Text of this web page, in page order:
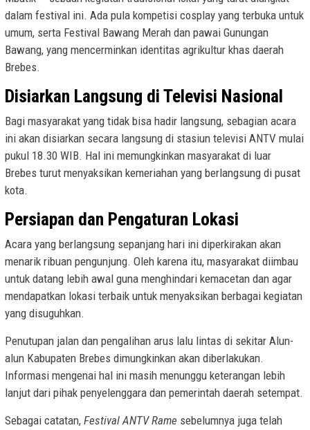
dalam festival ini. Ada pula kompetisi cosplay yang terbuka untuk
umum, serta Festival Bawang Merah dan pawai Gunungan
Bawang, yang mencerminkan identitas agrikultur khas daerah
Brebes.
Disiarkan Langsung di Televisi Nasional
Bagi masyarakat yang tidak bisa hadir langsung, sebagian acara
ini akan disiarkan secara langsung di stasiun televisi ANTV mulai
pukul 18.30 WIB. Hal ini memungkinkan masyarakat di luar
Brebes turut menyaksikan kemeriahan yang berlangsung di pusat
kota.
Persiapan dan Pengaturan Lokasi
Acara yang berlangsung sepanjang hari ini diperkirakan akan
menarik ribuan pengunjung. Oleh karena itu, masyarakat diimbau
untuk datang lebih awal guna menghindari kemacetan dan agar
mendapatkan lokasi terbaik untuk menyaksikan berbagai kegiatan
yang disuguhkan.
Penutupan jalan dan pengalihan arus lalu lintas di sekitar Alun-
alun Kabupaten Brebes dimungkinkan akan diberlakukan.
Informasi mengenai hal ini masih menunggu keterangan lebih
lanjut dari pihak penyelenggara dan pemerintah daerah setempat.
Sebagai catatan, Festival ANTV Rame sebelumnya juga telah